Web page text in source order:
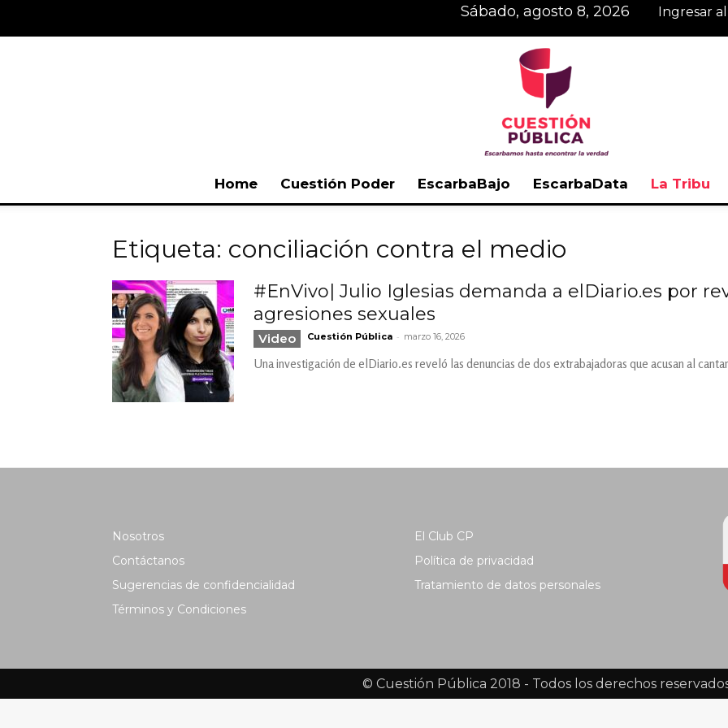
sábado, agosto 8, 2026 Ingresar
Home Cuestión Poder EscarbaBajo EscarbaData La Tribu
Etiqueta: conciliación contra el medio
#EnVivo| Julio Iglesias demanda a elDiario.es por
agresiones sexuales
Video Cuestión Pública - marzo 16, 2026
Una investigación de elDiario.es reveló las denuncias de dos extrabajadoras que acusan al
Nosotros
Contáctanos
Sugerencias de confidencialidad
Términos y Condiciones
El Club CP
Política de privacidad
Tratamiento de datos personales
© Cuestión Pública 2018 - Todos los derechos